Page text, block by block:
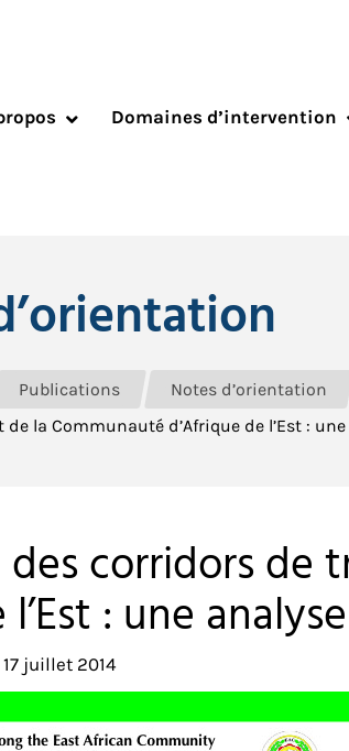
Domaines d’intervention
Publications
Notes d’orientation
la Communauté d’Afrique de l’Est :
corridors de
: une
17 juillet 2014